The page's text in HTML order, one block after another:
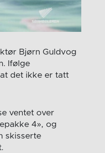
Bjørn Guldvog
Ifølge
det ikke er tatt
ventet over
4», og
skisserte